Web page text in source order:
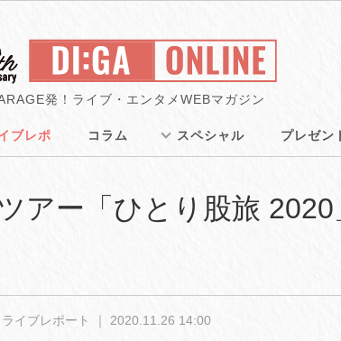
発！ライブ・エンタメWEBマガジン
ブレポ コラム スペシャル プレゼン
アー「ひとり股旅
ライブレポート ｜ 2020.11.26 14:00